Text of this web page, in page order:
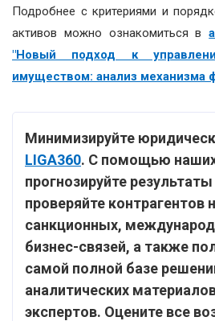
Подробнее с критериями и
активов можно ознакомиться в
"Новый подход к
имуществом: анализ механизма
Минимизируйте
LIGA360. С помощью
прогнозируйте
проверяйте контрагентов
санкционных,
бизнес-связей, а также
самой полной базе
аналитических
экспертов. Оцените все